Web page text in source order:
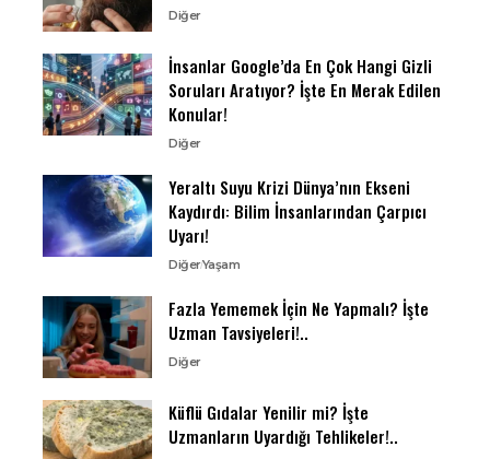
Diğer
İnsanlar Google’da En Çok Hangi Gizli
Soruları Aratıyor? İşte En Merak Edilen
Konular!
Diğer
Yeraltı Suyu Krizi Dünya’nın Ekseni
Kaydırdı: Bilim İnsanlarından Çarpıcı
Uyarı!
DiğerYaşam
Fazla Yememek İçin Ne Yapmalı? İşte
Uzman Tavsiyeleri!..
Diğer
Küflü Gıdalar Yenilir mi? İşte
Uzmanların Uyardığı Tehlikeler!..